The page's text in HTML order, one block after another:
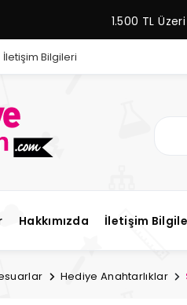
1.500 TL
İletişim Bilgileri
Hakkımızda İletişim
Hediye Anahtarlıklar